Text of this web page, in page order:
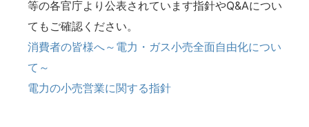
等の各官庁より公表されています指針やQ&Aについ
てもご確認ください。
消費者の皆様へ～電力・ガス小売全面自由化につい
て～
電力の小売営業に関する指針